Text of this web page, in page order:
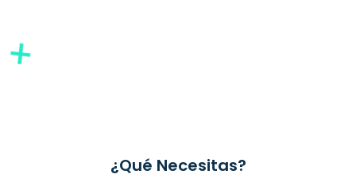
¿Qué Necesitas?